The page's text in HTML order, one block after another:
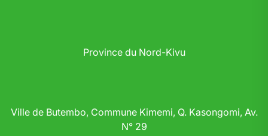
Province du Nord-Kivu
Ville de Butembo, Commune Kimemi, Q. Kasongomi, Av.
N° 29